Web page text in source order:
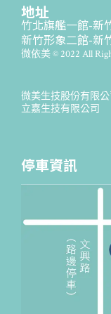
地址
竹北旗艦一館-新
新竹形象二館-新
微依美 © 2022 All
微美生技股份有限公
立嘉生技有限公司
停車資訊